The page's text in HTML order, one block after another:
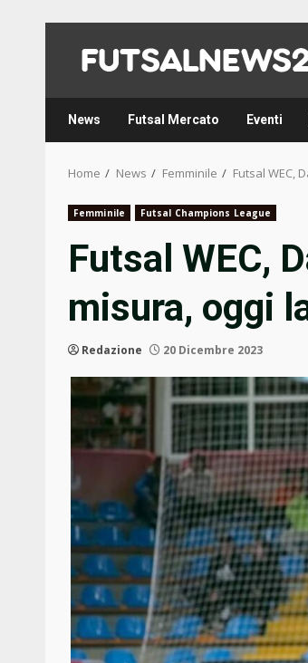
content
News Futsal Mercato Eventi
Home News Femminile Futsal WEC,
Femminile Futsal Champions League
Futsal WEC,
misura, oggi
Redazione 20 Dicembre 2023